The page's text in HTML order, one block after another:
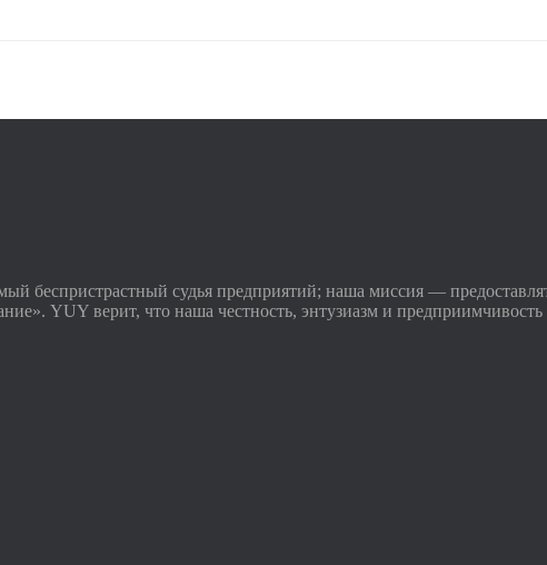
судья предприятий; наша миссия —
YUY верит, что наша честность, энтузиазм и